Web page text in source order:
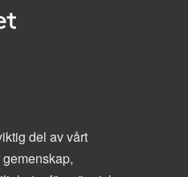
del av vårt